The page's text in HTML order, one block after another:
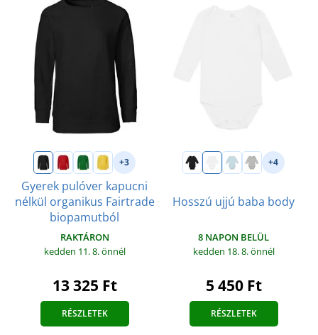
+3
Gyerek pulóver kapucni
nélkül organikus Fairtrade
biopamutból
RAKTÁRON
kedden 11. 8.önnél
13 325 Ft
RÉSZLETEK
+4
Hosszú ujjú baba body
8 NAPON BELÜL
kedden 18. 8.önnél
5 450 Ft
RÉSZLETEK